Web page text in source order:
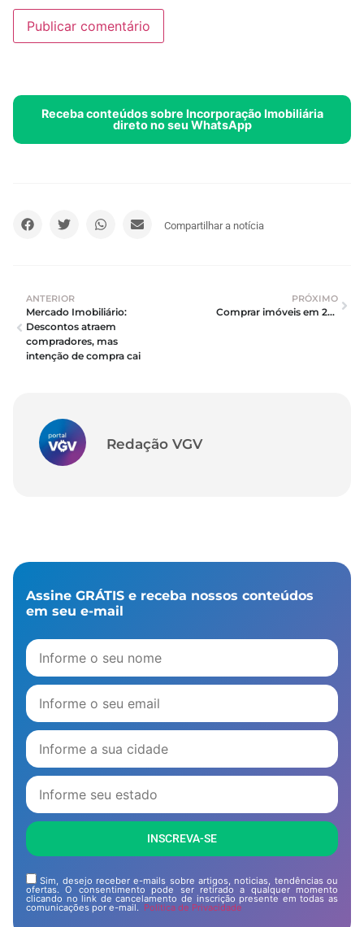
Receba conteúdos sobre Incorporação Imobiliária
direto no seu WhatsApp
Compartilhar a notícia
ANTERIOR
Mercado Imobiliário:
Descontos atraem
compradores, mas
intenção de compra cai
PRÓXIMO
Comprar imóveis em 2024: preços em alta e ofertas escassas
Redação VGV
Assine GRÁTIS e receba nossos conteúdos
em seu e-mail
INSCREVA-SE
Sim, desejo receber e-mails sobre artigos, noticias, tendências ou
ofertas. O consentimento pode ser retirado a qualquer momento
clicando no link de cancelamento de inscrição presente em todas as
comunicações por e-mail. Politica de Privacidade